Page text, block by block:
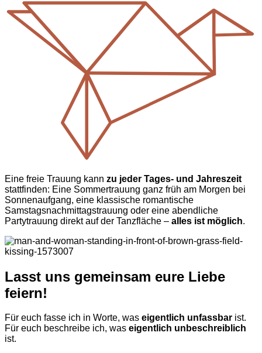
Eine freie Trauung kann zu jeder Tages- und Jahreszeit
stattfinden: Eine Sommertrauung ganz früh am Morgen bei
Sonnenaufgang, eine klassische romantische
Samstagsnachmittagstrauung oder eine abendliche
Partytrauung direkt auf der Tanzfläche – alles ist möglich.
Lasst uns gemeinsam eure Liebe
feiern!
Für euch fasse ich in Worte, was eigentlich unfassbar ist.
Für euch beschreibe ich, was eigentlich unbeschreiblich
ist.